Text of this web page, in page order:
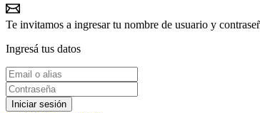
Te invitamos a ingresar tu nombre de usuario y
Ingresá tus datos
Iniciar sesión